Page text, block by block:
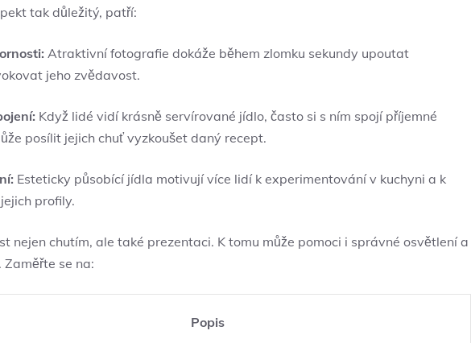
tak důležitý, patří:
Atraktivní fotografie dokáže během zlomku sekundy upoutat
jeho zvědavost.
Když lidé vidí krásně servírované jídlo, často si s ním spojí příjemné
posílit jejich chuť vyzkoušet daný recept.
Esteticky působící jídla motivují více lidí k experimentování v kuchyni a k
profily.
nejen chutím, ale také prezentaci. K tomu může pomoci i správné osvětlení a
se na:
Popis